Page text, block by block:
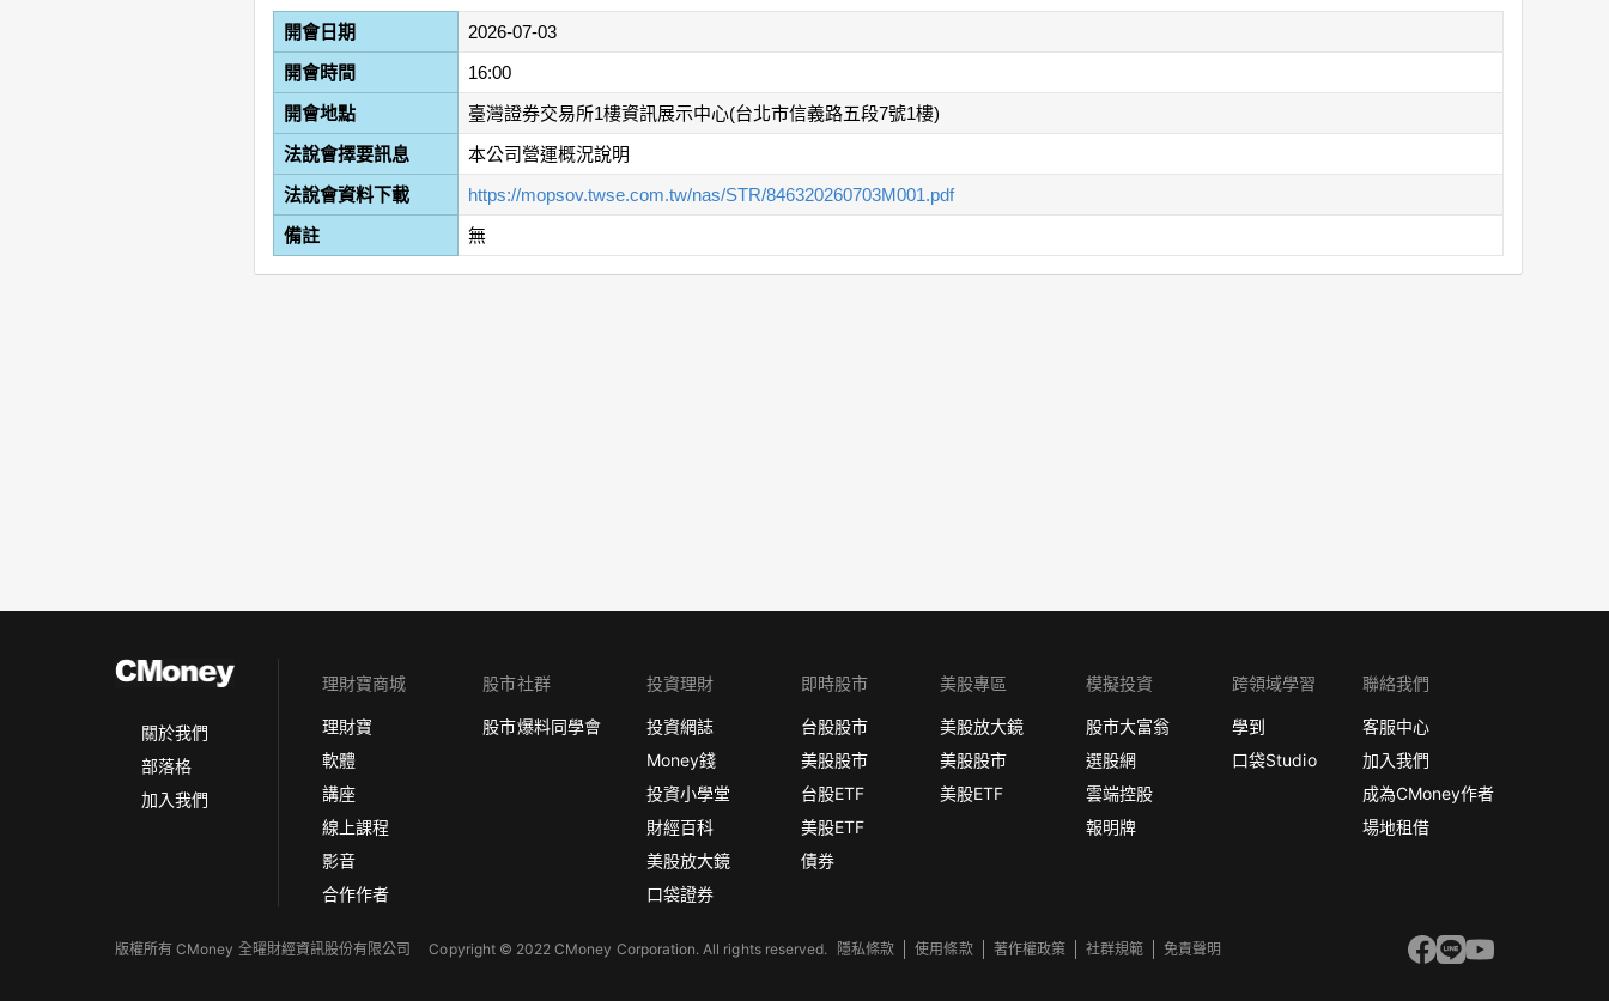
開會日期
2026-07-03
開會時間
16:00
開會地點
臺灣證券交易所1樓資訊展示中心(台北市信義路五段7號1樓)
法說會擇要訊息
本公司營運概況說明
法說會資料下載
https://mopsov.twse.com.tw/nas/STR/846320260703M001.pdf
備註
無
關於我們
部落格
加入我們
理財寶商城
理財寶
軟體
講座
線上課程
影音
合作作者
股市社群
股市爆料同學會
投資理財
投資網誌
Money錢
投資小學堂
財經百科
美股放大鏡
口袋證券
即時股市
台股股市
美股股市
台股ETF
美股ETF
債券
美股專區
美股放大鏡
美股股市
美股ETF
模擬投資
股市大富翁
選股網
雲端控股
報明牌
跨領域學習
學到
口袋Studio
聯絡我們
客服中心
加入我們
成為CMoney作者
場地租借
版權所有 CMoney 全曜財經資訊股份有限公司Copyright © 2022 CMoney Corporation. All rights reserved. 隱私條款 使用條款 著作權政策 社群規範 免責聲明